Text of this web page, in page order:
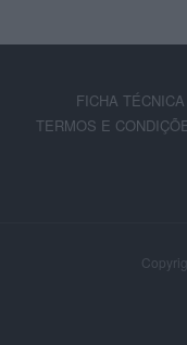
FICHA TÉCNICA
TERMOS E